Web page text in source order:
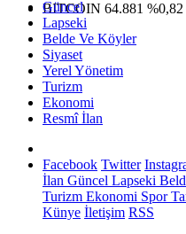
BITCOIN 64.881 %0,82
Güncel
Lapseki
Belde Ve Köyler
Siyaset
Yerel Yönetim
Turizm
Ekonomi
Resmî İlan
Facebook Twitter
İlan Güncel Lapseki
Turizm Ekonomi Spor
Künye İletişim RSS